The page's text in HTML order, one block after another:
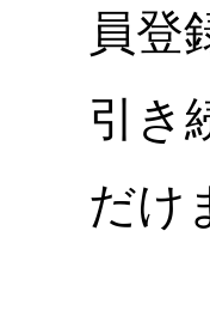
員登
引き
だけ